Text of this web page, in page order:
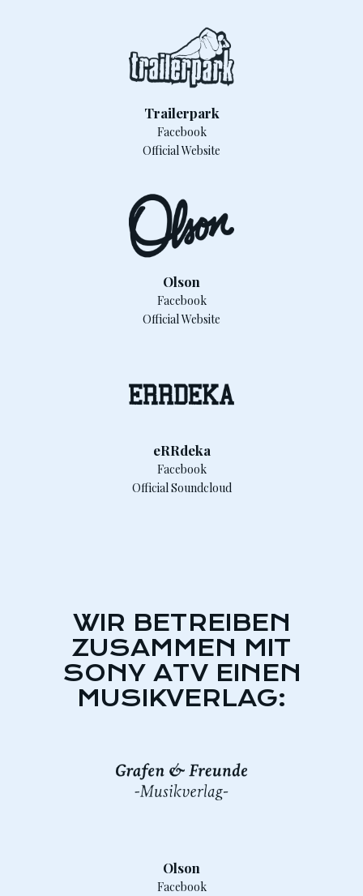
Trailerpark
Facebook
Official Website
Olson
Facebook
Official Website
eRRdeka
Facebook
Official Soundcloud
WIR BETREIBEN
ZUSAMMEN MIT
SONY ATV EINEN
MUSIKVERLAG:
Olson
Facebook